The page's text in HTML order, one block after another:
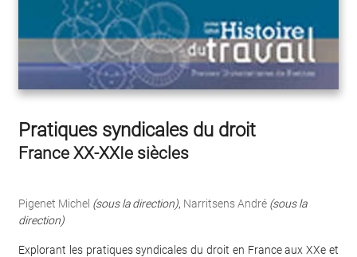
Pratiques syndicales du droit
France XX-XXIe siècles
Pigenet Michel (sous la direction), Narritsens André (sous la
direction)
Explorant les pratiques syndicales du droit en France aux XXe et